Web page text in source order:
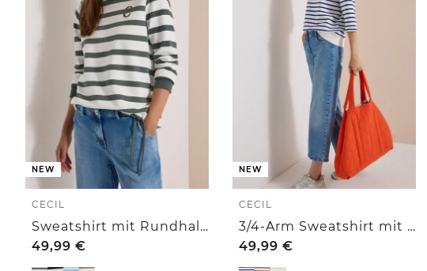
NEW
CECIL
Sweatshirt mit Rundhals und Tunnelzug
49,99 €
NEW
CECIL
3/4-Arm Sweatshirt mit Rundhals und Streifen
49,99 €